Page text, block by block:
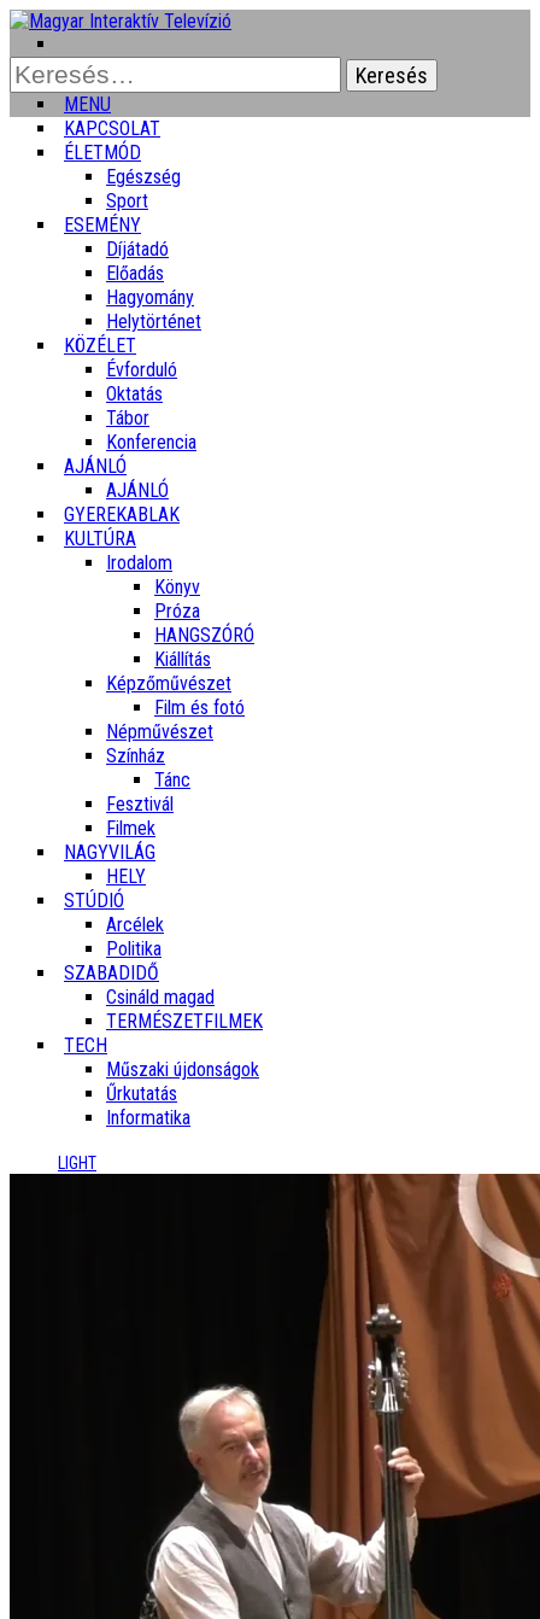
Keresés:
MENU
KAPCSOLAT
ÉLETMÓD
Egészség
Sport
ESEMÉNY
Díjátadó
Előadás
Hagyomány
Helytörténet
KÖZÉLET
Évforduló
Oktatás
Tábor
Konferencia
AJÁNLÓ
AJÁNLÓ
GYEREKABLAK
KULTÚRA
Irodalom
Könyv
Próza
HANGSZÓRÓ
Kiállítás
Képzőművészet
Film és fotó
Népművészet
Színház
Tánc
Fesztivál
Filmek
NAGYVILÁG
HELY
STÚDIÓ
Arcélek
Politika
SZABADIDŐ
Csináld magad
TERMÉSZETFILMEK
TECH
Műszaki újdonságok
Űrkutatás
Informatika
LIGHT